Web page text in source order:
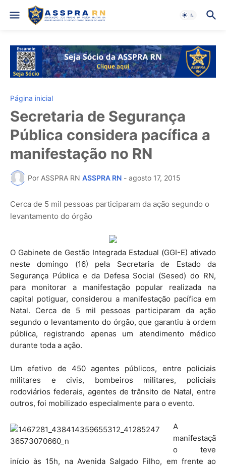
Página inicial
Secretaria de Segurança
Pública considera pacífica a
manifestação no RN
Por ASSPRA RN ASSPRA RN - agosto 17, 2015
Cerca de 5 mil pessoas participaram da ação segundo o
levantamento do órgão
O Gabinete de Gestão Integrada Estadual (GGI-E) ativado
neste domingo (16) pela Secretaria de Estado da
Segurança Pública e da Defesa Social (Sesed) do RN,
para monitorar a manifestação popular realizada na
capital potiguar, considerou a manifestação pacífica em
Natal. Cerca de 5 mil pessoas participaram da ação
segundo o levantamento do órgão, que garantiu à ordem
pública, registrando apenas um atendimento médico
durante toda a ação.
Um efetivo de 450 agentes públicos, entre policiais
militares e civis, bombeiros militares, policiais
rodoviários federais, agentes de trânsito de Natal, entre
outros, foi mobilizado especialmente para o evento.
A
manifestaçã
o teve
início às 15h, na Avenida Salgado Filho, em frente ao